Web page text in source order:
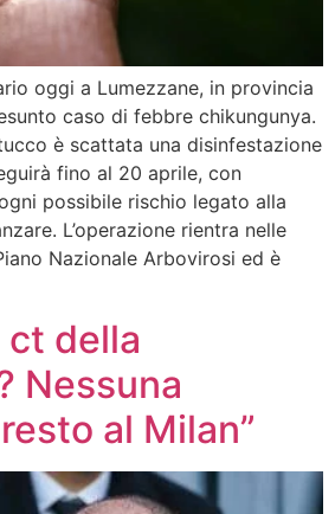
oggi a Lumezzane, in provincia
caso di febbre chikungunya.
è scattata una disinfestazione
fino al 20 aprile, con
possibile rischio legato alla
L’operazione rientra nelle
Nazionale Arbovirosi ed è
ct della
Nessuna
al Milan”